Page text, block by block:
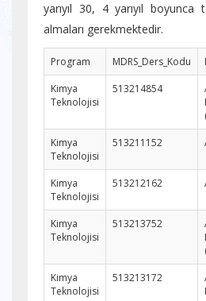
yarıyıl 30, 4 yarıyıl
almaları gerekmektedir.
Program MDRS_Ders_Kodu
Kimya
Teknolojisi
513214854
Kimya
Teknolojisi
513211152
Kimya
Teknolojisi
513212162
Kimya
Teknolojisi
513213752
Kimya
Teknolojisi
513213172